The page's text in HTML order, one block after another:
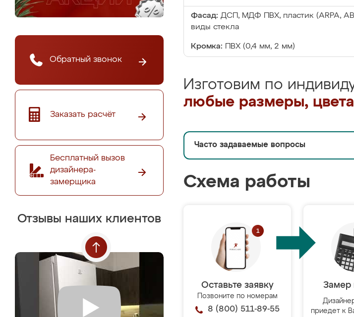
Обратный звонок
Заказать расчёт
Бесплатный вызов
дизайнера-
замерщика
Отзывы наших клиентов
Фасад: ДСП, МДФ ПВХ, пластик (ARPA,
виды стекла
Кромка: ПВХ (0,4 мм, 2 мм)
Изготовим по
любые размеры,
Часто задаваемые вопросы
Схема работы
Оставьте заявку
Позвоните по номерам
8 (800) 511-89-55
Замер
приедет к